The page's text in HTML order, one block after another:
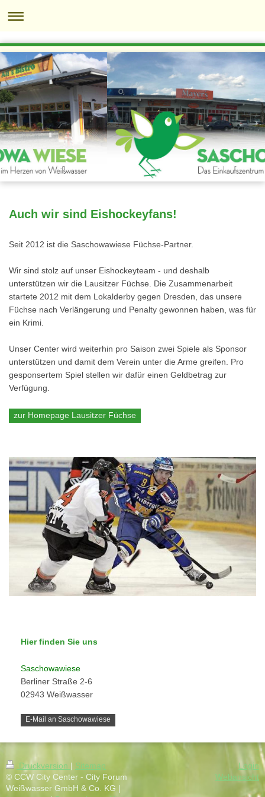
Auch wir sind Eishockeyfans!
Seit 2012 ist die Saschowawiese Füchse-Partner.
Wir sind stolz auf unser Eishockeyteam - und deshalb
unterstützen wir die Lausitzer Füchse. Die Zusammenarbeit
startete 2012 mit dem Lokalderby gegen Dresden, das unsere
Füchse nach Verlängerung und Penalty gewonnen haben, was für
ein Krimi.
Unser Center wird weiterhin pro Saison zwei Spiele als Sponsor
unterstützen und damit dem Verein unter die Arme greifen. Pro
gesponsertem Spiel stellen wir dafür einen Geldbetrag zur
Verfügung.
zur Homepage Lausitzer Füchse
Hier finden Sie uns
Saschowawiese
Berliner Straße 2-6
02943 Weißwasser
E-Mail an Saschowawiese
Druckversion | Sitemap
© CCW City Center - City Forum
Weißwasser GmbH & Co. KG |
Login
Webansicht